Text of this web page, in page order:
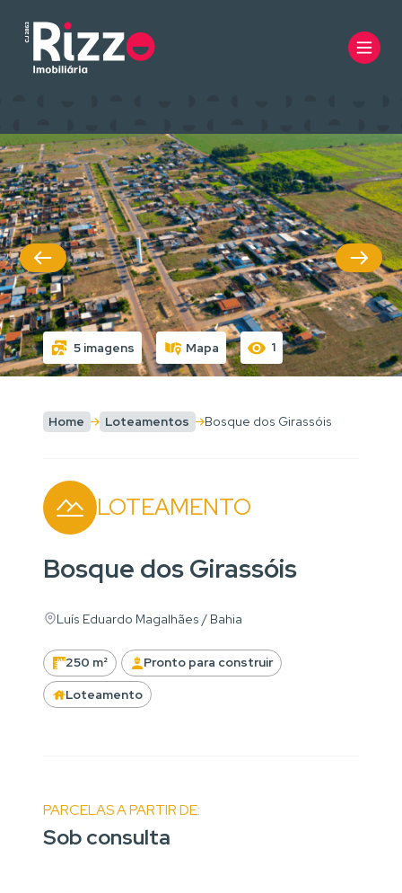
5 imagens Mapa 1
Home Loteamentos Bosque dos Girassóis
LOTEAMENTO
Bosque dos Girassóis
Luís Eduardo Magalhães / Bahia
250 m²
Pronto para construir
Loteamento
PARCELAS A PARTIR DE:
Sob consulta